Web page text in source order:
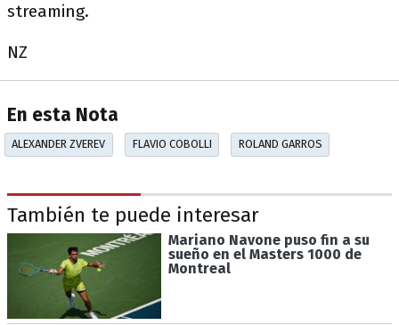
streaming.
NZ
En esta Nota
ALEXANDER ZVEREV FLAVIO COBOLLI ROLAND GARROS
También te puede interesar
Mariano Navone puso fin a su
sueño en el Masters 1000 de
Montreal